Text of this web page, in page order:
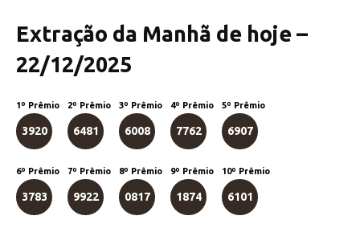
Extração da Manhã de hoje –
22/12/2025
1º Prêmio
3920
2º Prêmio
6481
3º Prêmio
6008
4º Prêmio
7762
5º Prêmio
6907
6º Prêmio
3783
7º Prêmio
9922
8º Prêmio
0817
9º Prêmio
1874
10º Prêmio
6101